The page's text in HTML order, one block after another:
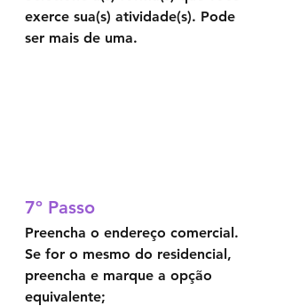
exerce sua(s) atividade(s). Pode
ser mais de uma.
7º Passo
Preencha o endereço comercial.
Se for o mesmo do residencial,
preencha e marque a opção
equivalente;